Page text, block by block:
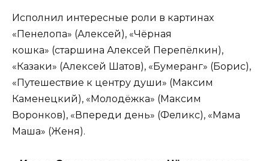
Исполнил интересные роли в картинах
«Пенелопа» (Алексей), «Чёрная
кошка» (старшина Алексей Перепёлкин),
«Казаки» (Алексей Шатов), «Бумеранг» (Борис),
«Путешествие к центру души» (Максим
Каменецкий), «Молодёжка» (Максим
Воронков), «Впереди день» (Феликс), «Мама
Маша» (Женя).